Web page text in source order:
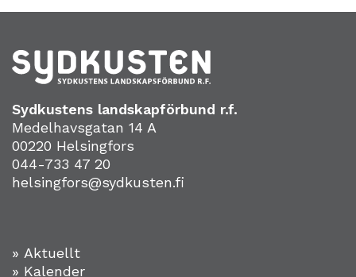
Sydkustens landskapförbund r.f.
Medelhavsgatan 14 A
00220 Helsingfors
044-733 47 20
helsingfors@sydkusten.fi
» Aktuellt
» Kalender